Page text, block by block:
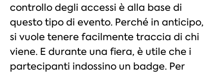
controllo degli accessi è alla base di
questo tipo di evento. Perché in anticipo,
si vuole tenere facilmente traccia di chi
viene. E durante una fiera, è utile che i
partecipanti indossino un badge. Per